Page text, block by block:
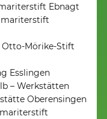
Ebnagt
Otto-Mörike-Stift
Esslingen
– Werkstätten
Oberensingen